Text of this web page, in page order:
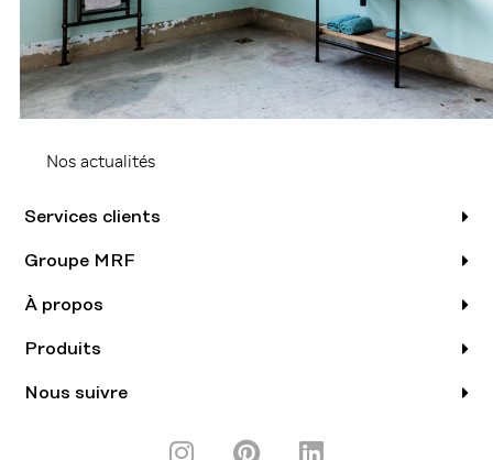
Nos actualités
Services clients
Groupe MRF
À propos
Produits
Nous suivre
I P L